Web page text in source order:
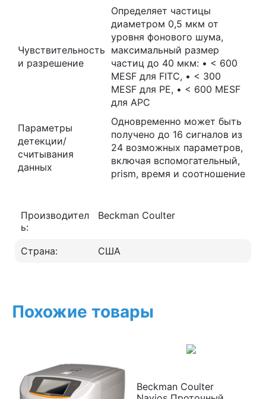
Чувствительность
и разрешение
Определяет частицы
диаметром 0,5 мкм от
уровня фонового шума,
максимальный размер
частиц до 40 мкм: • < 600
MESF для FITC, • < 300
MESF для PE, • < 600 MESF
для APC
Параметры
детекции/
считывания
данных
Одновременно может быть
получено до 16 сигналов из
24 возможных параметров,
включая вспомогательный,
prism, время и соотношение
Производител
ь:
Beckman Coulter
Страна: США
Похожие товары
Beckman Coulter